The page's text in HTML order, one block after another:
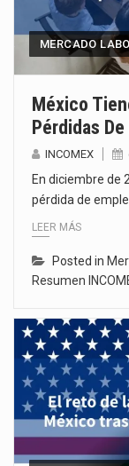
MERCADO
México
Pérdidas De
INCOMEX
En diciembre de
pérdida de
LEER MÁS
Posted in
Resumen